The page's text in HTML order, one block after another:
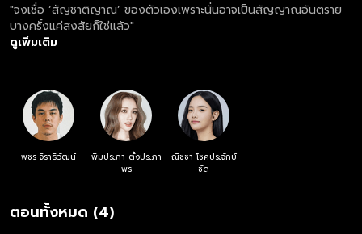
"จงเชื่อ ‘สัญชาติญาณ’ ของตัวเองเพราะนั่นอาจเป็นสัญญาณอันตราย
บางครั้งแค่สงสัยก็ใช่แล้ว"
ดูเพิ่มเติม
พชร จิราธิวัฒน์
พิมประภา ตั้งประภา
พร
ณิชชา โชคประจักษ์
ชัด
ตอนทั้งหมด (4)